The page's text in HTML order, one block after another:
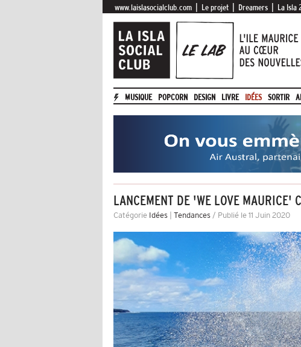
www.laislasocialclub.com Le projet Dreamers La
MUSIQUE POPCORN DESIGN LIVRE IDÉES SORTIR
LANCEMENT DE 'WE LOVE MAURICE'
Catégorie Idées Tendances / Publié le 11 Juin 2020